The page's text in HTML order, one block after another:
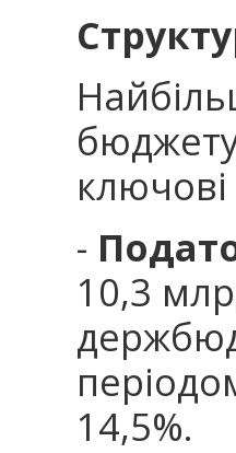
-
10,3
14,5%.